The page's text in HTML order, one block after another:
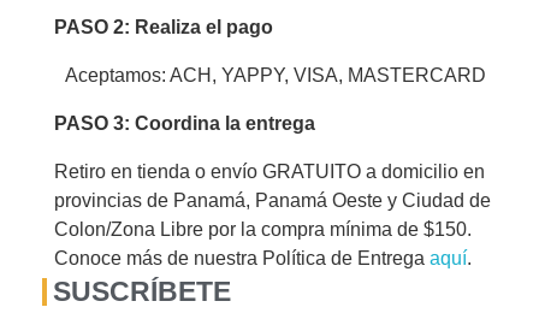
PASO 2: Realiza el pago
Aceptamos: ACH, YAPPY, VISA, MASTERCARD
PASO 3: Coordina la entrega
Retiro en tienda o envío GRATUITO a domicilio en
provincias de Panamá, Panamá Oeste y Ciudad de
Colon/Zona Libre por la compra mínima de $150.
Conoce más de nuestra Política de Entrega aquí.
SUSCRÍBETE